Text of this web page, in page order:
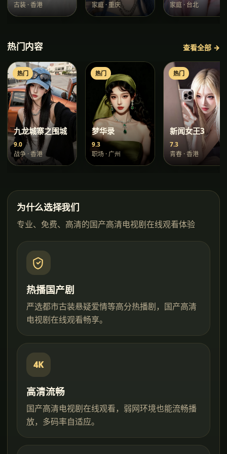
古装 ·香港
家庭 ·重庆
家庭 · 台北
热门内容 查看全部 →
热门
九龙城寨之围城
9.0
战争 ·香港
热门
梦华录
9.3
职场 · 广州
热门
新闻女王3
7.3
青春 ·香港
为什么选择我们
专业、免费、高清的国产高清电视剧在线观看体验
热播国产剧
严选都市古装悬疑爱情等高分热播剧，国产高清
电视剧在线观看畅享。
4K
高清流畅
国产高清电视剧在线观看，弱网环境也能流畅播
放，多码率自适应。